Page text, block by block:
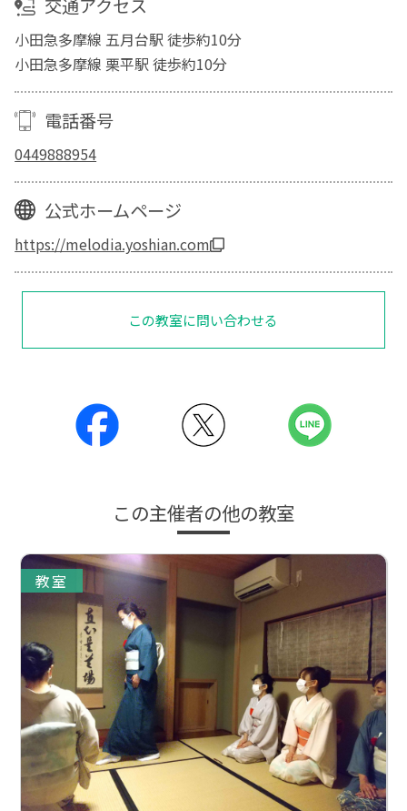
交通アクセス
小田急多摩線 五月台駅 徒歩約10分
小田急多摩線 栗平駅 徒歩約10分
電話番号
0449888954
公式ホームページ
https://melodia.yoshian.com
この教室に問い合わせる
この主催者の他の教室
教室